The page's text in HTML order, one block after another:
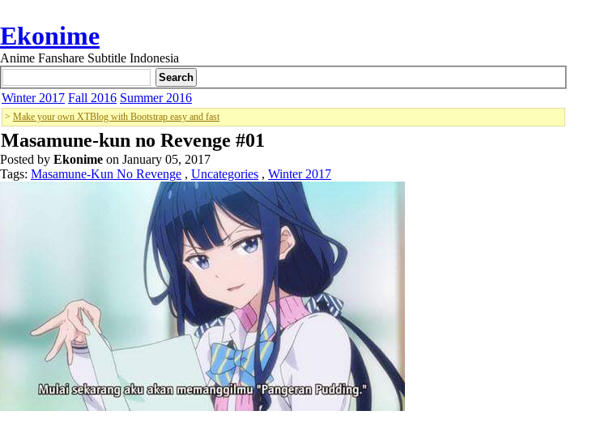
Ekonime
Anime Fanshare Subtitle Indonesia
Winter 2017 Fall 2016 Summer 2016
> Make your own XTBlog with Bootstrap easy and fast
Masamune-kun no Revenge #01
Posted by Ekonime on January 05, 2017
Tags: Masamune-Kun No Revenge , Uncategories , Winter 2017